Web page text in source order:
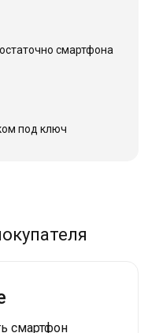
смартфона
под ключ
смартфон